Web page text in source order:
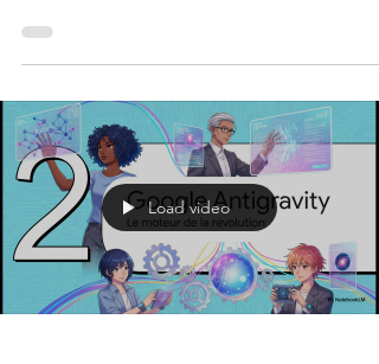
ce 2 décembre, sa famille unifiée Mistral 3
Load video